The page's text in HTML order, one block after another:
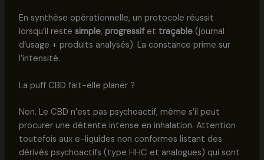
En synthèse opérationnelle, un protocole réussit
lorsqu’il reste simple, progressifet traçable(journal
d’usage + produits analysés). La constance prime sur
l’intensité.
La puff CBD fait-elle planer ?
Non. Le CBD n’est pas psychoactif, même s’il peut
procurer une détente intense en inhalation. Attention
toutefois aux e-liquides non conformes listant des
dérivés psychoactifs (type HHC et analogues) qui sont